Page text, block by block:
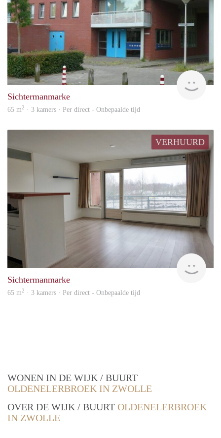
Sichtermanmarke
65 m2 · 3 kamers · Per direct - Onbepaalde tijd
VERHUURD
Sichtermanmarke
65 m2 · 3 kamers · Per direct - Onbepaalde tijd
WONEN IN DE WIJK / BUURT
OLDENELERBROEK IN ZWOLLE
OVER DE WIJK / BUURT OLDENELERBROEK
IN ZWOLLE